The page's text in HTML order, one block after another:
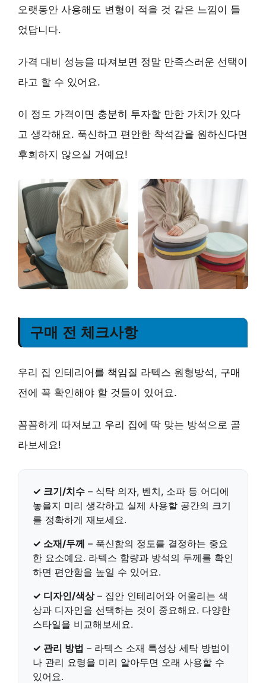
오랫동안 사용해도 변형이 적을 것 같은 느낌이 들
었답니다.
가격 대비 성능을 따져보면 정말 만족스러운 선택이
라고 할 수 있어요.
이 정도 가격이면 충분히 투자할 만한 가치가 있다
고 생각해요. 푹신하고 편안한 착석감을 원하신다면
후회하지 않으실 거예요!
구매 전 체크사항
우리 집 인테리어를 책임질 라텍스 원형방석, 구매
전에 꼭 확인해야 할 것들이 있어요.
꼼꼼하게 따져보고 우리 집에 딱 맞는 방석으로 골
라보세요!
✓ 크기/치수 – 식탁 의자, 벤치, 소파 등 어디에
놓을지 미리 생각하고 실제 사용할 공간의 크기
를 정확하게 재보세요.
✓ 소재/두께 – 푹신함의 정도를 결정하는 중요
한 요소예요. 라텍스 함량과 방석의 두께를 확인
하면 편안함을 높일 수 있어요.
✓ 디자인/색상– 집안 인테리어와 어울리는 색
상과 디자인을 선택하는 것이 중요해요. 다양한
스타일을 비교해보세요.
✓ 관리 방법 – 라텍스 소재 특성상 세탁 방법이
나 관리 요령을 미리 알아두면 오래 사용할 수
있어요.